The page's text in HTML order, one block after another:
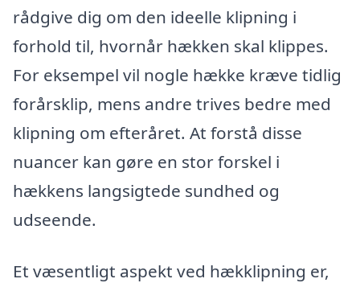
rådgive dig om den ideelle klipning i
forhold til, hvornår hækken skal klippes.
For eksempel vil nogle hække kræve tidlig
forårsklip, mens andre trives bedre med
klipning om efteråret. At forstå disse
nuancer kan gøre en stor forskel i
hækkens langsigtede sundhed og
udseende.
Et væsentligt aspekt ved hækklipning er,